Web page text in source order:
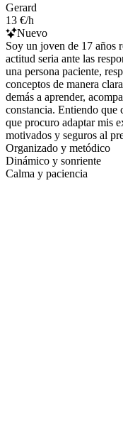
Gerard
13 €/h
Nuevo
Soy un joven de 17 años
actitud seria ante las
una persona paciente,
conceptos de manera
demás a aprender,
constancia. Entiendo que
que procuro adaptar mis
motivados y seguros al
Organizado y metódico
Dinámico y sonriente
Calma y paciencia